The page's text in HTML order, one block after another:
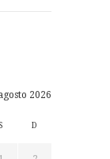
2026
S D